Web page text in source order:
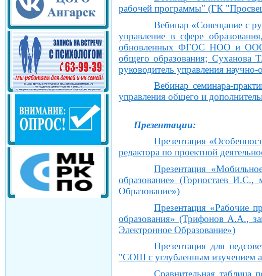
рабочей программы" (ГК
Вебинар «Совещание с
управление в сфере
обновленных ФГОС НОО и ООО»
общего образования; Суханова
руководитель управления
Вебинар семинара-
управления общего и
Презентации:
Презентация
редактора по проектной
Презентация
образование» (Горностаев
Образование»)
Презентация «Рабочие
образования» (Трифонов А.А.,
Электронное Образование»)
Презентация для
"СОШ с углубленным изучением
Сравнительная